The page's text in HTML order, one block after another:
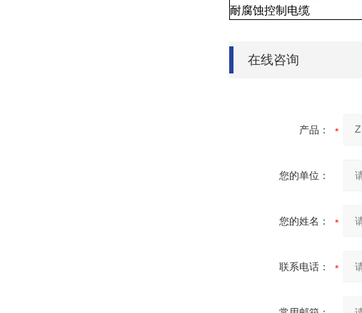
耐腐蚀控制电缆
在线咨询
产品：
您的单位：
您的姓名：
联系电话：